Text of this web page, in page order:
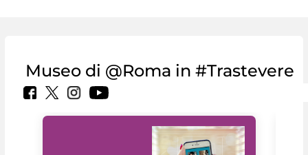
Museo di @Roma in #Trastevere